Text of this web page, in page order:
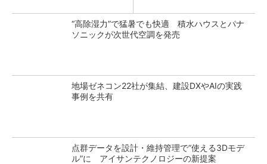
“高除湿力”で猛暑でも快適 積水ハウスとパナ
ソニックが次世代空調を発売
地場ゼネコン22社が集結、建設DXやAIの実践
事例を共有
点群データを設計・維持管理で“使える3Dモデ
ル”に アイサンテクノロジーの新提案